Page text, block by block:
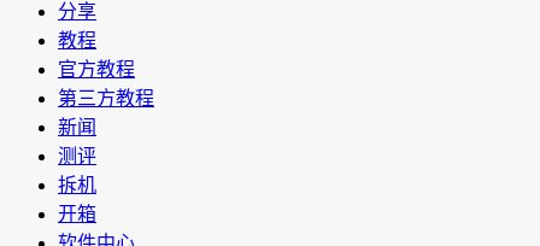
分享
教程
官方教程
第三方教程
新闻
测评
拆机
开箱